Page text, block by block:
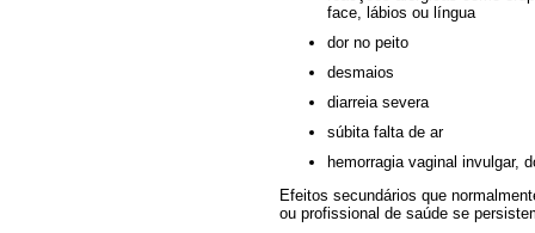
face, lábios ou língua
dor no peito
desmaios
diarreia severa
súbita falta de ar
hemorragia vaginal invulgar,
Efeitos secundários que
ou profissional de saúde se